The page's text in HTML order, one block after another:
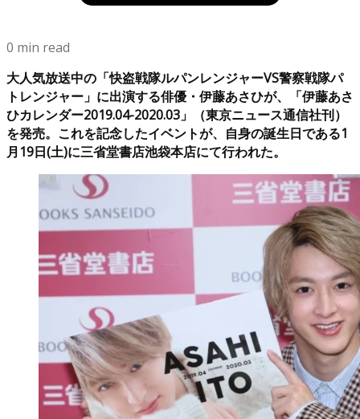
0 min read
大人気放送中の「快盗戦隊ルパンレンジャーVS警察戦隊パ
トレンジャー」に出演する俳優・伊藤あさひが、「伊藤あさ
ひカレンダー2019.04-2020.03」（東京ニュース通信社刊）
を発売。これを記念したイベントが、自身の誕生日である1
月19日(土)に三省堂書店池袋本店にて行われた。